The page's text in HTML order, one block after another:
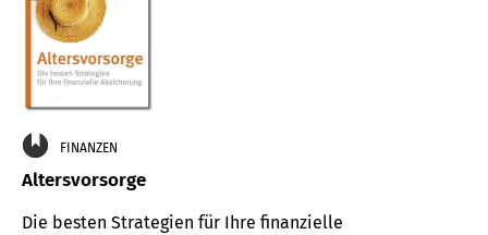
FINANZEN
Altersvorsorge
Die besten Strategien für Ihre finanzielle